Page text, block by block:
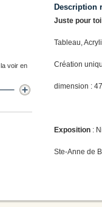
Description
Juste pour toi
Tableau,
Création
dimension :
Exposition :
Ste-Anne de
voir en